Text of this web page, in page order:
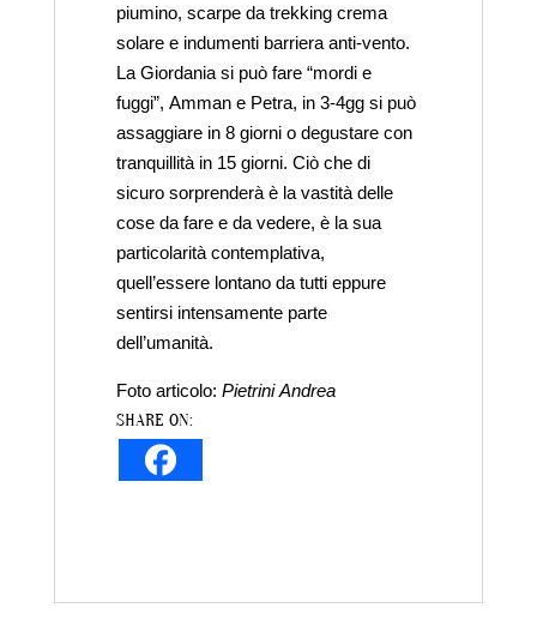
piumino, scarpe da trekking crema
solare e indumenti barriera anti-vento.
La Giordania si può fare “mordi e
fuggi”, Amman e Petra, in 3-4gg si può
assaggiare in 8 giorni o degustare con
tranquillità in 15 giorni. Ciò che di
sicuro sorprenderà è la vastità delle
cose da fare e da vedere, è la sua
particolarità contemplativa,
quell’essere lontano da tutti eppure
sentirsi intensamente parte
dell’umanità.
Foto articolo: Pietrini Andrea
SHARE ON: